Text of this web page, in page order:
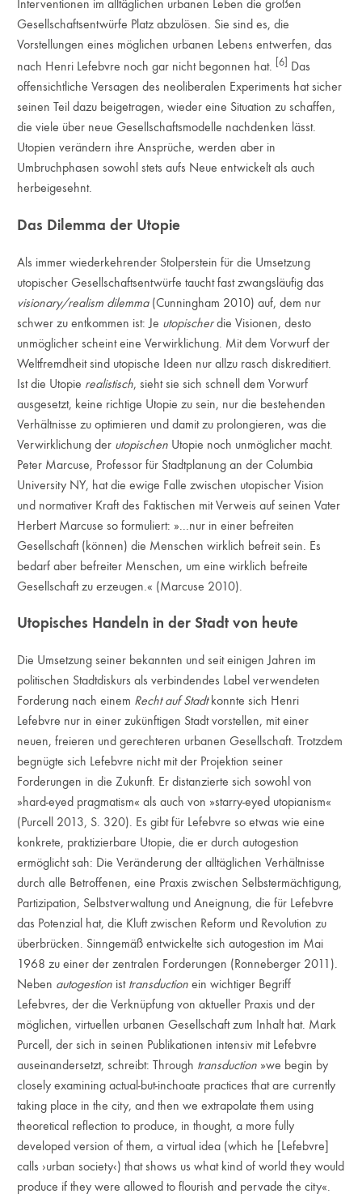
Interventionen im alltäglichen urbanen Leben die großen
Gesellschaftsentwürfe Platz abzulösen. Sie sind es, die
Vorstellungen eines möglichen urbanen Lebens entwerfen, das
nach Henri Lefebvre noch gar nicht begonnen hat. [6] Das
offensichtliche Versagen des neoliberalen Experiments hat sicher
seinen Teil dazu beigetragen, wieder eine Situation zu schaffen,
die viele über neue Gesellschaftsmodelle nachdenken lässt.
Utopien verändern ihre Ansprüche, werden aber in
Umbruchphasen sowohl stets aufs Neue entwickelt als auch
herbeigesehnt.
Das Dilemma der Utopie
Als immer wiederkehrender Stolperstein für die Umsetzung
utopischer Gesellschaftsentwürfe taucht fast zwangsläufig das
visionary/realism dilemma(Cunningham 2010) auf, dem nur
schwer zu entkommen ist: Je utopischerdie Visionen, desto
unmöglicher scheint eine Verwirklichung. Mit dem Vorwurf der
Weltfremdheit sind utopische Ideen nur allzu rasch diskreditiert.
Ist die Utopie realistisch, sieht sie sich schnell dem Vorwurf
ausgesetzt, keine richtige Utopie zu sein, nur die bestehenden
Verhältnisse zu optimieren und damit zu prolongieren, was die
Verwirklichung der utopischen Utopie noch unmöglicher macht.
Peter Marcuse, Professor für Stadtplanung an der Columbia
University NY, hat die ewige Falle zwischen utopischer Vision
und normativer Kraft des Faktischen mit Verweis auf seinen Vater
Herbert Marcuse so formuliert: »...nur in einer befreiten
Gesellschaft (können) die Menschen wirklich befreit sein. Es
bedarf aber befreiter Menschen, um eine wirklich befreite
Gesellschaft zu erzeugen.« (Marcuse 2010).
Utopisches Handeln in der Stadt von heute
Die Umsetzung seiner bekannten und seit einigen Jahren im
politischen Stadtdiskurs als verbindendes Label verwendeten
Forderung nach einem Recht auf Stadtkonnte sich Henri
Lefebvre nur in einer zukünftigen Stadt vorstellen, mit einer
neuen, freieren und gerechteren urbanen Gesellschaft. Trotzdem
begnügte sich Lefebvre nicht mit der Projektion seiner
Forderungen in die Zukunft. Er distanzierte sich sowohl von
»hard-eyed pragmatism« als auch von »starry-eyed utopianism«
(Purcell 2013, S. 320). Es gibt für Lefebvre so etwas wie eine
konkrete, praktizierbare Utopie, die er durch autogestion
ermöglicht sah: Die Veränderung der alltäglichen Verhältnisse
durch alle Betroffenen, eine Praxis zwischen Selbstermächtigung,
Partizipation, Selbstverwaltung und Aneignung, die für Lefebvre
das Potenzial hat, die Kluft zwischen Reform und Revolution zu
überbrücken. Sinngemäß entwickelte sich autogestion im Mai
1968 zu einer der zentralen Forderungen (Ronneberger 2011).
Neben autogestion ist transduction ein wichtiger Begriff
Lefebvres, der die Verknüpfung von aktueller Praxis und der
möglichen, virtuellen urbanen Gesellschaft zum Inhalt hat. Mark
Purcell, der sich in seinen Publikationen intensiv mit Lefebvre
auseinandersetzt, schreibt: Through transduction »we begin by
closely examining actual-but-inchoate practices that are currently
taking place in the city, and then we extrapolate them using
theoretical reflection to produce, in thought, a more fully
developed version of them, a virtual idea (which he [Lefebvre]
calls ›urban society‹) that shows us what kind of world they would
produce if they were allowed to flourish and pervade the city«.